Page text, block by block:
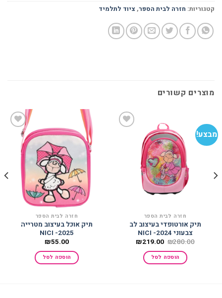
קטגוריות:חזרה לבית הספר,ציוד לתלמיד
מוצרים קשורים
מבצע!
חזרה לבית הספר
תיק אורטופדי בעיצוב לב
צבעוני 2024- NICI
₪280.00 המחיר
היה:
₪280.00.
₪219.00 המחיר
הוספה לסל
הוסף
למועדפים
חזרה לבית הספר
תיק אוכל בעיצוב מטרייה
2025- NICI
₪55.00
הוספה לסל